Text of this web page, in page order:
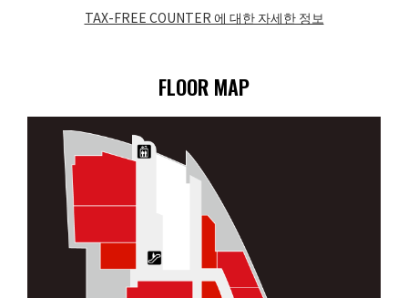
TAX-FREE COUNTER 에 대한 자세한 정보​
FLOOR MAP